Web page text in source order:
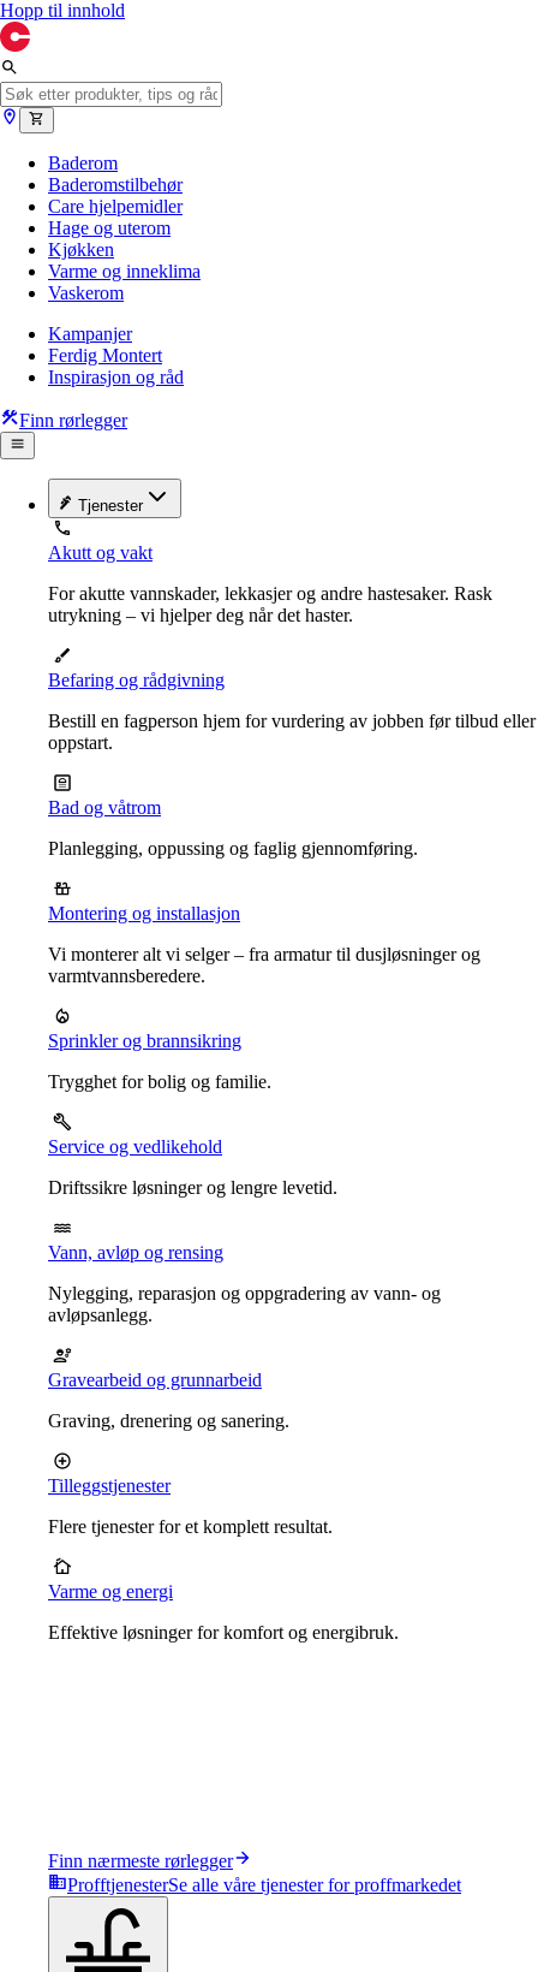
Hopp til innhold
Baderom
Baderomstilbehør
Care hjelpemidler
Hage og uterom
Kjøkken
Varme og inneklima
Vaskerom
Kampanjer
Ferdig Montert
Inspirasjon og råd
Finn rørlegger
Tjenester
Akutt og vakt
For akutte vannskader, lekkasjer og andre hastesaker. Rask
utrykning – vi hjelper deg når det haster.
Befaring og rådgivning
Bestill en fagperson hjem for vurdering av jobben før tilbud eller
oppstart.
Bad og våtrom
Planlegging, oppussing og faglig gjennomføring.
Montering og installasjon
Vi monterer alt vi selger – fra armatur til dusjløsninger og
varmtvannsberedere.
Sprinkler og brannsikring
Trygghet for bolig og familie.
Service og vedlikehold
Driftssikre løsninger og lengre levetid.
Vann, avløp og rensing
Nylegging, reparasjon og oppgradering av vann- og
avløpsanlegg.
Gravearbeid og grunnarbeid
Graving, drenering og sanering.
Tilleggstjenester
Flere tjenester for et komplett resultat.
Varme og energi
Effektive løsninger for komfort og energibruk.
Finn nærmeste rørlegger
ProfftjenesterSe alle våre tjenester for proffmarkedet